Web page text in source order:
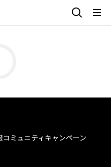
コミュニティ キャンペーン